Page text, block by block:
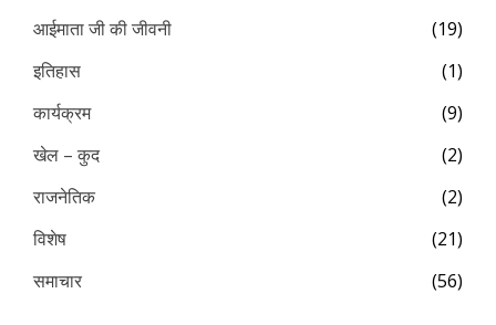
आईमाता जी की जीवनी
(19)
इतिहास
(1)
कार्यक्रम
(9)
खेल – कुद
(2)
राजनेतिक
(2)
विशेष
(21)
समाचार
(56)